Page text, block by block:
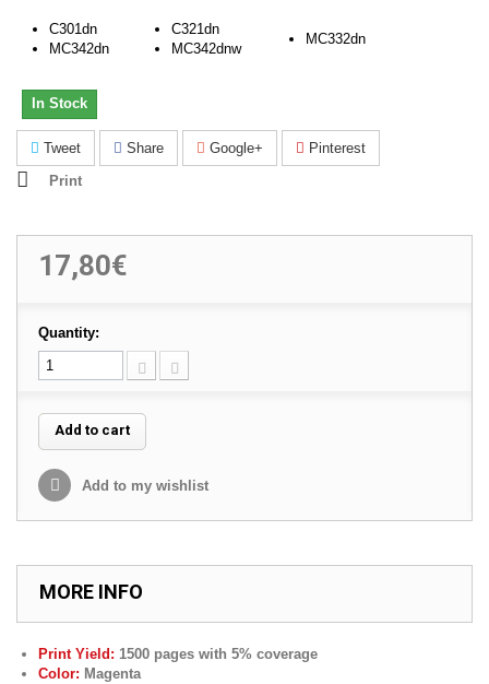
C301dn
MC342dn
C321dn
MC342dnw
MC332dn
In Stock
Tweet Share Google+
Pinterest
Print
17,80€
Quantity:
Add to cart
Add to my wishlist
MORE INFO
Print Yield: 1500 pages with 5% coverage
Color: Magenta